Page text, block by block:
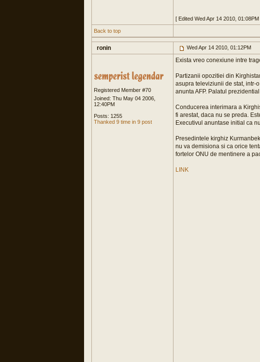
[ Edited Wed Apr 14 2010, 01:08PM
Back to top
ronin Wed Apr 14 2010, 01:12PM
Registered Member #70
Joined: Thu May 04 2006,
12:40PM
Posts: 1255
Thanked 9 time in 9 post
Exista vreo conexiune intre
Partizanii opozitiei din
asupra televiziunii de stat, intr-
anunta AFP. Palatul
Conducerea interimara a
fi arestat, daca nu se preda.
Executivul anuntase initial ca
Presedintele kirghiz
nu va demisiona si ca orice
fortelor ONU de mentinere a
LINK